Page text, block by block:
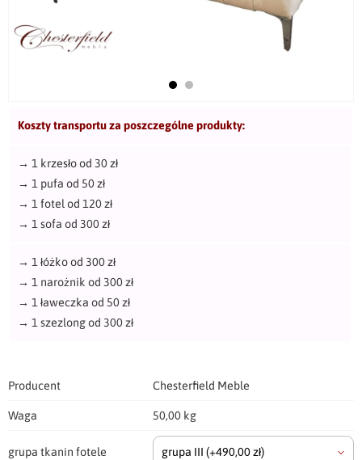
Koszty transportu za poszczególne produkty:
→ 1 krzesło od 30 zł
→ 1 pufa od 50 zł
→ 1 fotel od 120 zł
→ 1 sofa od 300 zł
→ 1 łóżko od 300 zł
→ 1 narożnik od 300 zł
→ 1 ławeczka od 50 zł
→ 1 szezlong od 300 zł
Producent Chesterfield Meble
Waga 50,00 kg
grupa tkanin fotele grupa III (+490,00 zł)